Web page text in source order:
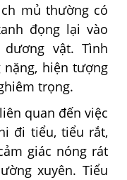
mủ thường có
đọng lại vào
vật. Tình
hiện tượng
trọng.
quan đến việc
đi tiểu, tiểu rắt,
giác nóng rát
xuyên. Tiểu